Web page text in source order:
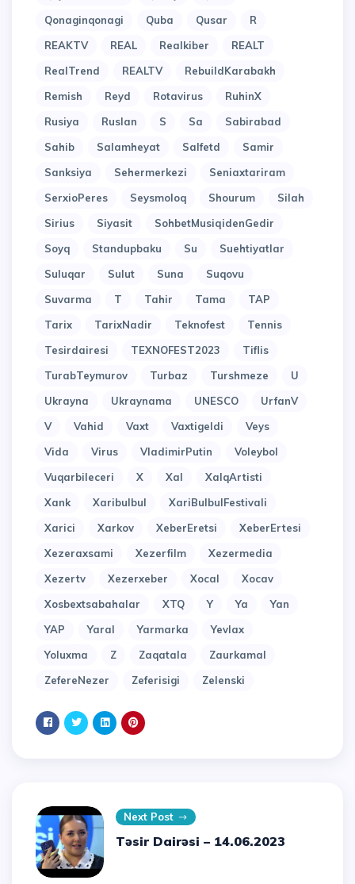
Qonaginqonagi
Quba Qusar
R
REAKTV
REAL Realkiber
REALT
RealTrend
REALTV
RebuildKarabakh
Remish
Reyd Rotavirus
RuhinX
Rusiya
Ruslan S Sa
Sabirabad
Sahib
Salamheyat Salfetd
Samir
Sanksiya
Sehermerkezi
Seniaxtariram
SerxioPeres
Seysmoloq Shourum
Silah
Sirius
Siyasit
SohbetMusiqidenGedir
Soyq
Standupbaku Su
Suehtiyatlar
Suluqar
Sulut Suna
Suqovu
Suvarma
T Tahir Tama
TAP
Tarix
TarixNadir Teknofest
Tennis
Tesirdairesi
TEXNOFEST2023
Tiflis
TurabTeymurov
Turbaz Turshmeze
U
Ukrayna
Ukraynama UNESCO
UrfanV
V
Vahid Vaxt Vaxtigeldi
Veys
Vida
Virus VladimirPutin
Voleybol
Vuqarbileceri
X Xal
XalqArtisti
Xank
Xaribulbul
XariBulbulFestivali
Xarici
Xarkov XeberEretsi
XeberErtesi
Xezeraxsami
Xezerfilm
Xezermedia
Xezertv
Xezerxeber Xocal
Xocav
Xosbextsabahalar
XTQ Y Ya
Yan
YAP
Yaral Yarmarka
Yevlax
Yoluxma
Z Zaqatala
Zaurkamal
ZefereNezer
Zeferisigi Zelenski
Next Post
Təsir Dairəsi – 14.06.2023